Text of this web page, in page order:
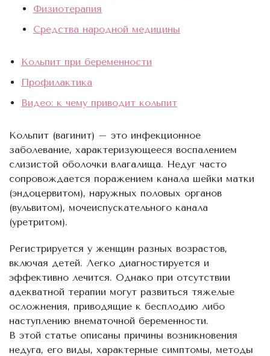
Физиотерапия
Средства народной медицины
Кольпит при беременности
Профилактика
Видео: к чему приводит кольпит
Кольпит (вагинит) – это инфекционное
заболевание, характеризующееся воспалением
слизистой оболочки влагалища. Недуг часто
сопровождается поражением канала шейки матки
(эндоцервитом), наружных половых органов
(вульвитом), мочеиспускательного канала
(уретритом).
Регистрируется у женщин разных возрастов,
включая детей. Легко диагностируется и
эффективно лечится. Однако при отсутствии
адекватной терапии могут развиться тяжелые
осложнения, приводящие к бесплодию либо
наступлению внематочной беременности.
В этой статье описаны причины возникновения
недуга, его виды, характерные симптомы, методы